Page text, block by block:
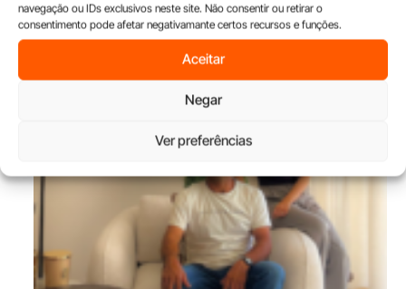
navegação ou IDs exclusivos neste site. Não consentir ou retirar o
consentimento pode afetar negativamante certos recursos e funções.
Aceitar
Negar
Ver preferências